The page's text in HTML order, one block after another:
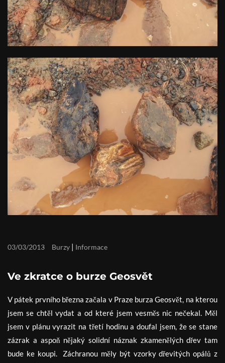
03/03/2013 Burzy | Informace
Ve zkratce o burze Geosvět
V pátek prvního března začala v Praze burza Geosvět, na kterou
jsem se chtěl vydat a od které jsem vesměs nic nečekal. Měl
jsem v plánu vyrazit na třetí hodinu a doufal jsem, že se stane
zázrak a aspoň nějaký solidní náznak zkamenělých dřev tam
bude ke koupi. Záchranou měly být vzorky dřevitých opálů z